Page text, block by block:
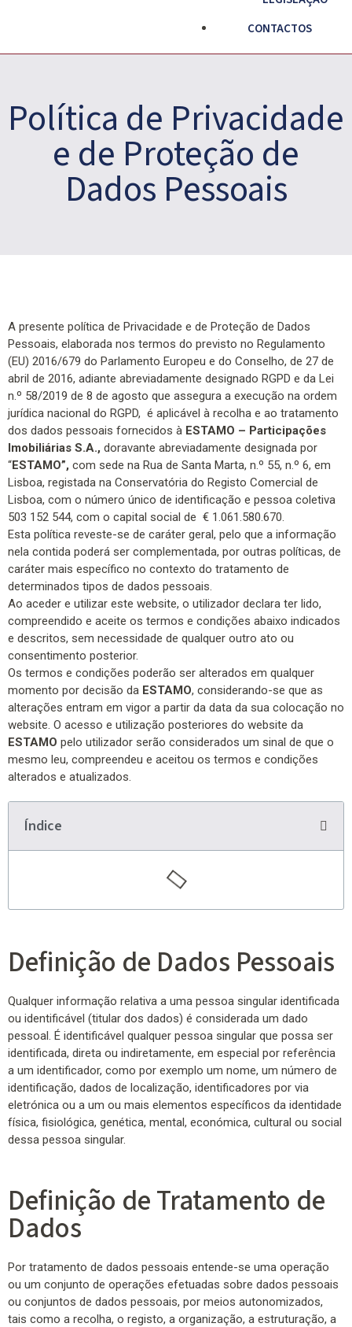
CONTACTOS
Política de Privacidade
e de Proteção de
Dados Pessoais
A presente política de Privacidade e de Proteção de Dados
Pessoais, elaborada nos termos do previsto no Regulamento
(EU) 2016/679 do Parlamento Europeu e do Conselho, de 27 de
abril de 2016, adiante abreviadamente designado RGPD e da Lei
n.º 58/2019 de 8 de agosto que assegura a execução na ordem
jurídica nacional do RGPD, é aplicável à recolha e ao tratamento
dos dados pessoais fornecidos à ESTAMO – Participações
Imobiliárias S.A., doravante abreviadamente designada por
“ESTAMO”, com sede na Rua de Santa Marta, n.º 55, n.º 6, em
Lisboa, registada na Conservatória do Registo Comercial de
Lisboa, com o número único de identificação e pessoa coletiva
503 152 544, com o capital social de € 1.061.580.670.
Esta política reveste-se de caráter geral, pelo que a informação
nela contida poderá ser complementada, por outras políticas, de
caráter mais específico no contexto do tratamento de
determinados tipos de dados pessoais.
Ao aceder e utilizar este website, o utilizador declara ter lido,
compreendido e aceite os termos e condições abaixo indicados
e descritos, sem necessidade de qualquer outro ato ou
consentimento posterior.
Os termos e condições poderão ser alterados em qualquer
momento por decisão da ESTAMO, considerando-se que as
alterações entram em vigor a partir da data da sua colocação no
website. O acesso e utilização posteriores do website da
ESTAMO pelo utilizador serão considerados um sinal de que o
mesmo leu, compreendeu e aceitou os termos e condições
alterados e atualizados.
Índice
Definição de Dados Pessoais
Qualquer informação relativa a uma pessoa singular identificada
ou identificável (titular dos dados) é considerada um dado
pessoal. É identificável qualquer pessoa singular que possa ser
identificada, direta ou indiretamente, em especial por referência
a um identificador, como por exemplo um nome, um número de
identificação, dados de localização, identificadores por via
eletrónica ou a um ou mais elementos específicos da identidade
física, fisiológica, genética, mental, económica, cultural ou social
dessa pessoa singular.
Definição de Tratamento de
Dados
Por tratamento de dados pessoais entende-se uma operação
ou um conjunto de operações efetuadas sobre dados pessoais
ou conjuntos de dados pessoais, por meios autonomizados,
tais como a recolha, o registo, a organização, a estruturação, a